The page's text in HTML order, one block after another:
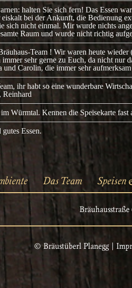
halten Sie sich fern! Das Essen
eiskalt bei der Ankunft, die Bedienung
sich nicht einmal. Mir wurde nichts
Raum und wurde nicht richtig
Team ! Wir waren heute
sehr gerne zu Euch, da nicht nur
und Carolin, die immer sehr
ihr habt so eine wunderbare
Reinhard
Würmtal. Kennen die Speisekarte
Essen.
Das Team
© Bräustüberl Planegg |